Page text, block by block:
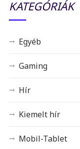
KATEGÓRIÁK
Egyéb
Gaming
Hír
Kiemelt hír
Mobil-Tablet